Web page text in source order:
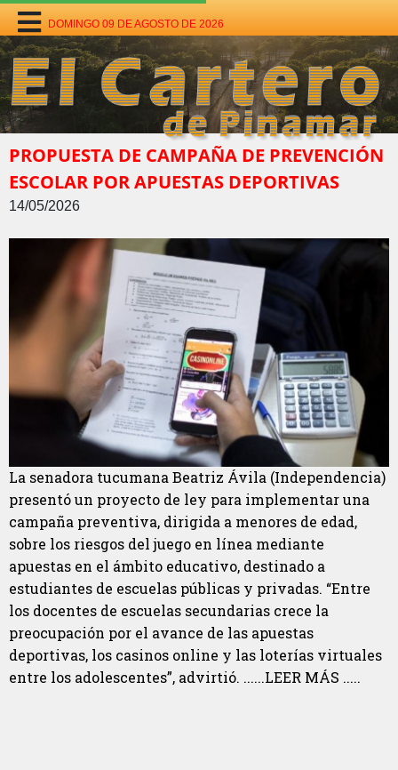
DOMINGO 09 DE AGOSTO DE 2026
PROPUESTA DE CAMPAÑA DE PREVENCIÓN
ESCOLAR POR APUESTAS DEPORTIVAS
14/05/2026
La senadora tucumana Beatriz Ávila (Independencia)
presentó un proyecto de ley para implementar una
campaña preventiva, dirigida a menores de edad,
sobre los riesgos del juego en línea mediante
apuestas en el ámbito educativo, destinado a
estudiantes de escuelas públicas y privadas. “Entre
los docentes de escuelas secundarias crece la
preocupación por el avance de las apuestas
deportivas, los casinos online y las loterías virtuales
entre los adolescentes”, advirtió. ......LEER MÁS .....